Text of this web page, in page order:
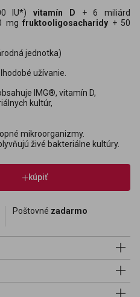
IU*) vitamín D
+ 6 miliárd
mg fruktooligosacharidy + 50
jednotka)
užívanie.
IMG®, vitamín D,
kultúr,
mikroorganizmy.
živé bakteriálne kultúry.
kúpiť
Poštovné zadarmo